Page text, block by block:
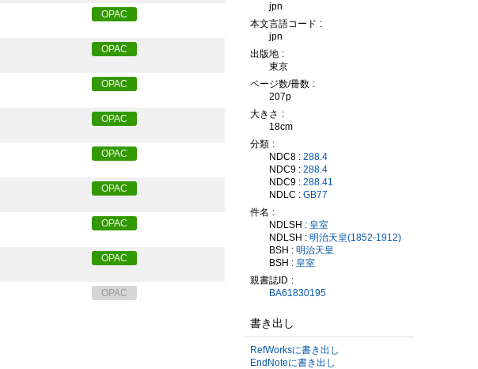
OPAC
OPAC
OPAC
OPAC
OPAC
OPAC
OPAC
OPAC
OPAC
jpn
本文言語コード
jpn
出版地
東京
ページ数/冊数
207p
大きさ
18cm
分類
NDC8 : 288.4
NDC9 : 288.4
NDC9 : 288.41
NDLC : GB77
件名
NDLSH : 皇室
NDLSH : 明治天皇(1852-1912)
BSH : 明治天皇
BSH : 皇室
親書誌ID
BA61830195
書き出し
RefWorksに書き出し
EndNoteに書き出し